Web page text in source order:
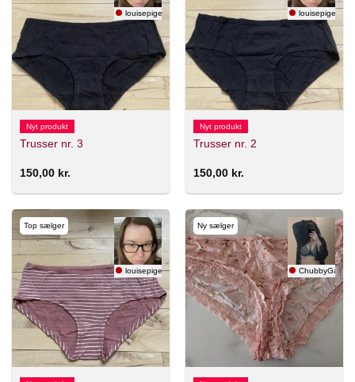
louisepigenlolol
Nyt produkt
Trusser nr. 3
150,00 kr.
louisepigenlolol
Nyt produkt
Trusser nr. 2
150,00 kr.
Top sælger
louisepigenlolol
Ny sælger
ChubbyGamer